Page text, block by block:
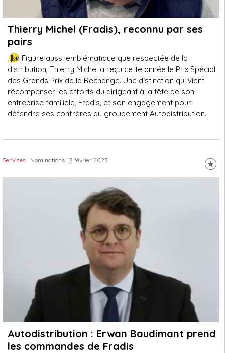
Thierry Michel (Fradis), reconnu par ses
pairs
Figure aussi emblématique que respectée de la
distribution, Thierry Michel a reçu cette année le Prix Spécial
des Grands Prix de la Rechange. Une distinction qui vient
récompenser les efforts du dirigeant à la tête de son
entreprise familiale, Fradis, et son engagement pour
défendre ses confrères du groupement Autodistribution.
Services | Nominations | 8 février 2023
Autodistribution : Erwan Baudimant prend
les commandes de Fradis